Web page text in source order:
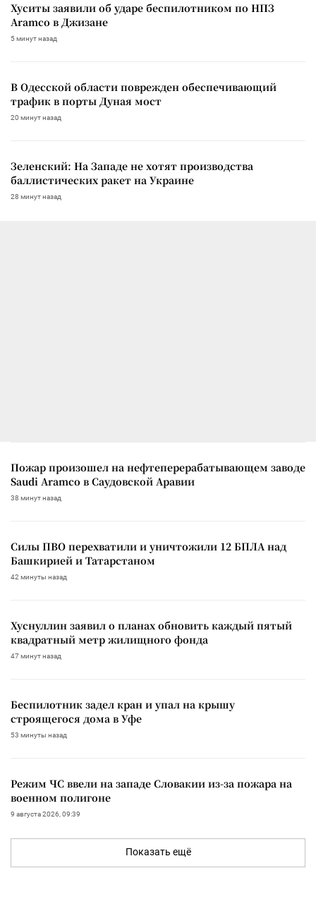
Хуситы заявили об ударе беспилотником по НПЗ
Aramco в Джизане
5 минут назад
В Одесской области поврежден обеспечивающий
трафик в порты Дуная мост
20 минут назад
Зеленский: На Западе не хотят производства
баллистических ракет на Украине
28 минут назад
Пожар произошел на нефтеперерабатывающем заводе
Saudi Aramco в Саудовской Аравии
38 минут назад
Силы ПВО перехватили и уничтожили 12 БПЛА над
Башкирией и Татарстаном
42 минуты назад
Хуснуллин заявил о планах обновить каждый пятый
квадратный метр жилищного фонда
47 минут назад
Беспилотник задел кран и упал на крышу
строящегося дома в Уфе
53 минуты назад
Режим ЧС ввели на западе Словакии из-за пожара на
военном полигоне
9 августа 2026, 09:39
Показать ещё